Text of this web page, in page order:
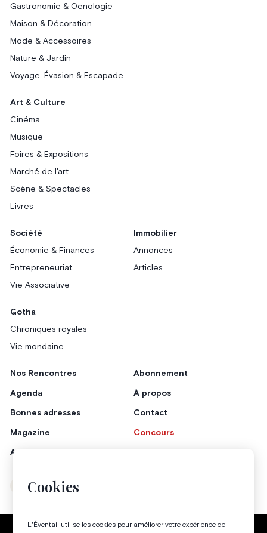
Cookies
L'Éventail utilise les cookies pour améliorer votre expérience de
Gastronomie & Oenologie
Maison & Décoration
Mode & Accessoires
Nature & Jardin
Voyage, Évasion & Escapade
Art & Culture
Cinéma
Musique
Foires & Expositions
Marché de l'art
Scène & Spectacles
Livres
Société
Économie & Finances
Entrepreneuriat
Vie Associative
Immobilier
Annonces
Articles
Gotha
Chroniques royales
Vie mondaine
Nos Rencontres
Agenda
Bonnes adresses
Magazine
Annonceurs
Abonnement
À propos
Contact
Concours
Instagram
Politique de confidentialité Conditions générales